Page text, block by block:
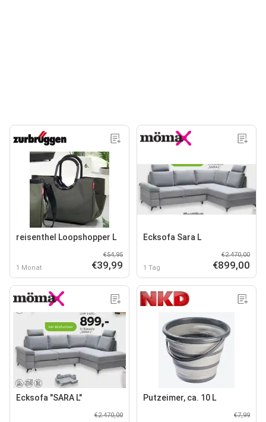
reisenthel Loopshopper L
1 Monat
€54,95
€39,99
Ecksofa Sara L
1 Tag
€2.470,00
€899,00
Ecksofa "SARA L"
€2.470,00
Putzeimer, ca. 10 L
€7,99